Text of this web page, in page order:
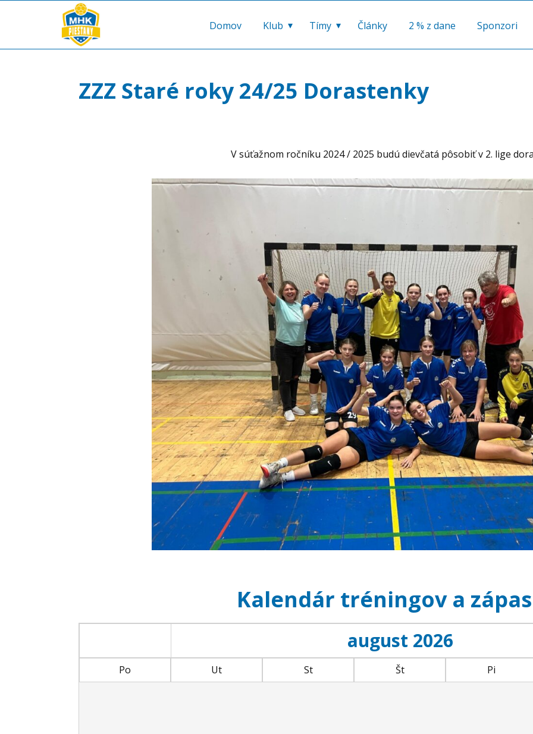
Domov Klub Tímy Články 2 % z dane Sponzori
ZZZ Staré roky 24/25 Dorastenky
V súťažnom ročníku 2024 / 2025 budú dievčatá pôsobiť v 2. lige
Kalendár tréningov a
august 2026
Po Ut St Št Pi